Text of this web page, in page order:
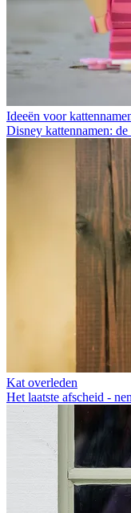
Ideeën voor
Disney kattennamen:
Kat overleden
Het laatste afscheid -